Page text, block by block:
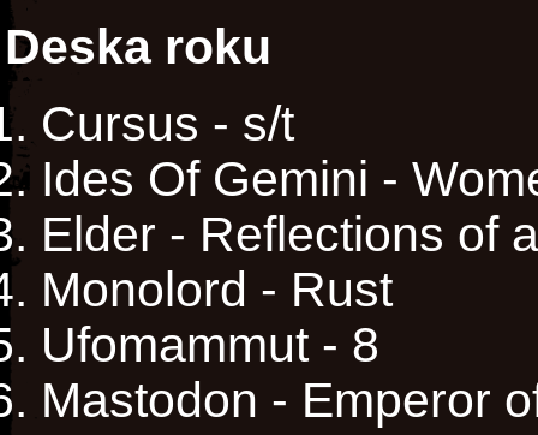
Deska roku
Cursus - s/t
Ides Of Gemini -
Elder - Reflections of
Monolord - Rust
Ufomammut - 8
Mastodon - Emperor